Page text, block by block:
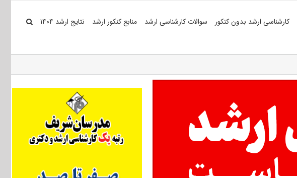
کارشناسی ارشد بدون کنکور سوالات کارشناسی ارشد منابع کنکور ارشد نتایج ارشد ۱۴۰۴